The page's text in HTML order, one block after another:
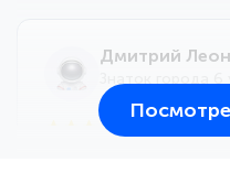
Дмитрий